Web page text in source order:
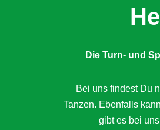
Die Turn- und
Bei uns findest Du
Tanzen. Ebenfalls
gibt es bei